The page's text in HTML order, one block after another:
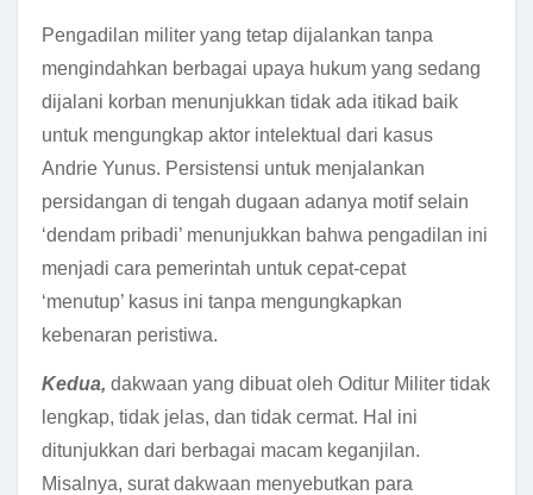
Pengadilan militer yang tetap dijalankan tanpa
mengindahkan berbagai upaya hukum yang sedang
dijalani korban menunjukkan tidak ada itikad baik
untuk mengungkap aktor intelektual dari kasus
Andrie Yunus. Persistensi untuk menjalankan
persidangan di tengah dugaan adanya motif selain
‘dendam pribadi’ menunjukkan bahwa pengadilan ini
menjadi cara pemerintah untuk cepat-cepat
‘menutup’ kasus ini tanpa mengungkapkan
kebenaran peristiwa.
Kedua, dakwaan yang dibuat oleh Oditur Militer tidak
lengkap, tidak jelas, dan tidak cermat. Hal ini
ditunjukkan dari berbagai macam keganjilan.
Misalnya, surat dakwaan menyebutkan para